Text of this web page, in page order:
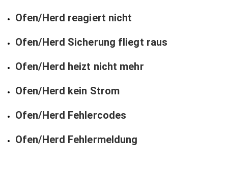
Ofen/Herd reagiert nicht
Ofen/Herd Sicherung fliegt raus
Ofen/Herd heizt nicht mehr
Ofen/Herd kein Strom
Ofen/Herd Fehlercodes
Ofen/Herd Fehlermeldung